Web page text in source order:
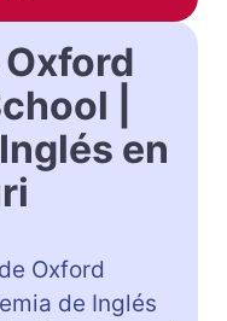
|
en
Oxford
de Inglés